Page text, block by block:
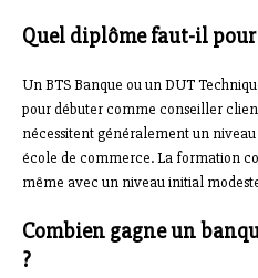
Quel diplôme faut-il
Un BTS Banque ou un DUT
pour débuter comme conseiller
nécessitent généralement un
école de commerce. La formation
même avec un niveau initial
Combien gagne un
?